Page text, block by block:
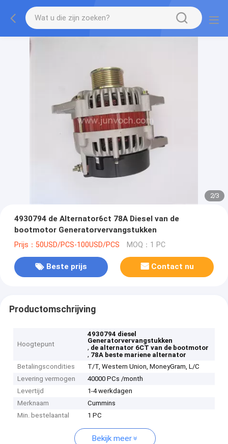
2/3
4930794 de Alternator6ct 78A Diesel van de
bootmotor Generatorvervangstukken
Prijs：50USD/PCS-100USD/PCS MOQ：1 PC
Beste prijs Contact nu
Productomschrijving
Hoogtepunt
4930794 diesel
Generatorvervangstukken
, de alternator 6CT van de bootmotor
, 78A beste mariene alternator
Betalingscondities
T/T, Western Union, MoneyGram, L/C
Levering vermogen
40000 PCs /month
Levertijd
1-4 werkdagen
Merknaam
Cummins
Min. bestelaantal
1 PC
Bekijk meer